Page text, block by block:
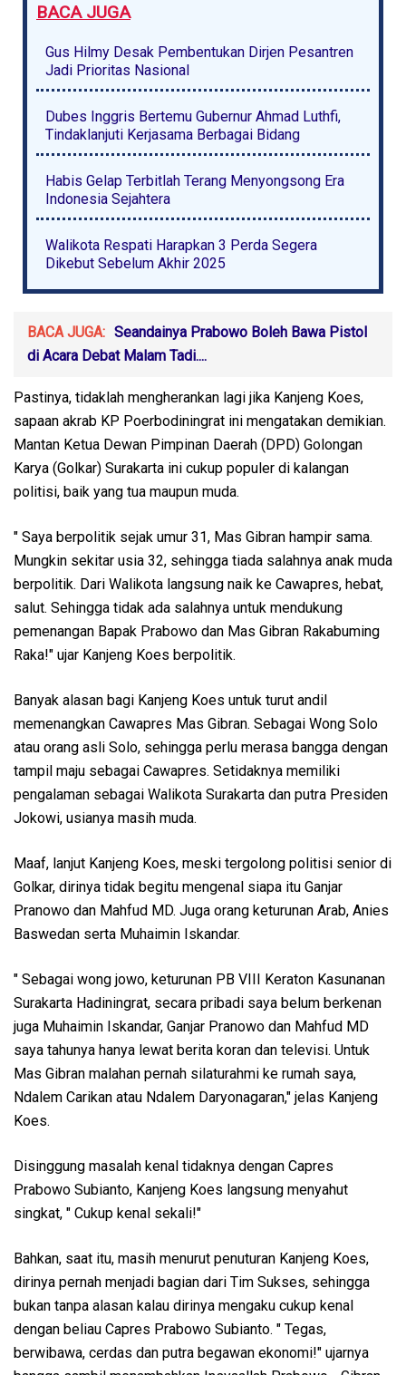
BACA JUGA
Gus Hilmy Desak Pembentukan Dirjen Pesantren
Jadi Prioritas Nasional
Dubes Inggris Bertemu Gubernur Ahmad Luthfi,
Tindaklanjuti Kerjasama Berbagai Bidang
Habis Gelap Terbitlah Terang Menyongsong Era
Indonesia Sejahtera
Walikota Respati Harapkan 3 Perda Segera
Dikebut Sebelum Akhir 2025
BACA JUGA: Seandainya Prabowo Boleh Bawa Pistol
di Acara Debat Malam Tadi....
Pastinya, tidaklah mengherankan lagi jika Kanjeng Koes,
sapaan akrab KP Poerbodiningrat ini mengatakan demikian.
Mantan Ketua Dewan Pimpinan Daerah (DPD) Golongan
Karya (Golkar) Surakarta ini cukup populer di kalangan
politisi, baik yang tua maupun muda.
" Saya berpolitik sejak umur 31, Mas Gibran hampir sama.
Mungkin sekitar usia 32, sehingga tiada salahnya anak muda
berpolitik. Dari Walikota langsung naik ke Cawapres, hebat,
salut. Sehingga tidak ada salahnya untuk mendukung
pemenangan Bapak Prabowo dan Mas Gibran Rakabuming
Raka!" ujar Kanjeng Koes berpolitik.
Banyak alasan bagi Kanjeng Koes untuk turut andil
memenangkan Cawapres Mas Gibran. Sebagai Wong Solo
atau orang asli Solo, sehingga perlu merasa bangga dengan
tampil maju sebagai Cawapres. Setidaknya memiliki
pengalaman sebagai Walikota Surakarta dan putra Presiden
Jokowi, usianya masih muda.
Maaf, lanjut Kanjeng Koes, meski tergolong politisi senior di
Golkar, dirinya tidak begitu mengenal siapa itu Ganjar
Pranowo dan Mahfud MD. Juga orang keturunan Arab, Anies
Baswedan serta Muhaimin Iskandar.
" Sebagai wong jowo, keturunan PB VIII Keraton Kasunanan
Surakarta Hadiningrat, secara pribadi saya belum berkenan
juga Muhaimin Iskandar, Ganjar Pranowo dan Mahfud MD
saya tahunya hanya lewat berita koran dan televisi. Untuk
Mas Gibran malahan pernah silaturahmi ke rumah saya,
Ndalem Carikan atau Ndalem Daryonagaran," jelas Kanjeng
Koes.
Disinggung masalah kenal tidaknya dengan Capres
Prabowo Subianto, Kanjeng Koes langsung menyahut
singkat, " Cukup kenal sekali!"
Bahkan, saat itu, masih menurut penuturan Kanjeng Koes,
dirinya pernah menjadi bagian dari Tim Sukses, sehingga
bukan tanpa alasan kalau dirinya mengaku cukup kenal
dengan beliau Capres Prabowo Subianto. " Tegas,
berwibawa, cerdas dan putra begawan ekonomi!" ujarnya